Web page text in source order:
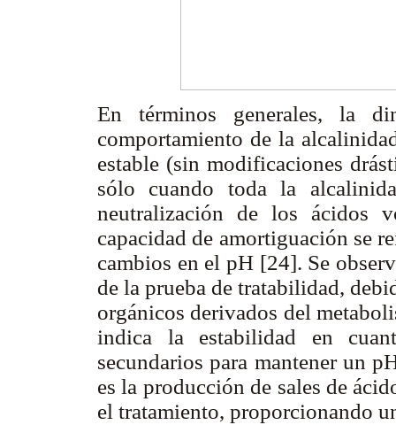
En términos generales, la
comportamiento de la
estable (sin modificaciones
sólo cuando toda la
neutralización de los ácidos
capacidad de amortiguación se
cambios en el pH [24]. Se
de la prueba de tratabilidad,
orgánicos derivados del
indica la estabilidad en
secundarios para mantener un
es la producción de sales de
el tratamiento, proporcionando